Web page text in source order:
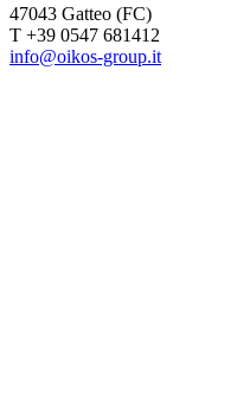
47043 Gatteo (FC)
T +39 0547 681412
info@oikos-group.it